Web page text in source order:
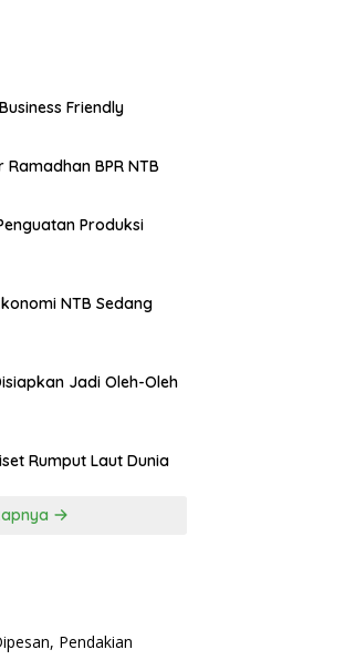
Friendly
BPR NTB
Produksi
NTB Sedang
Jadi Oleh-Oleh
Rumput Laut Dunia